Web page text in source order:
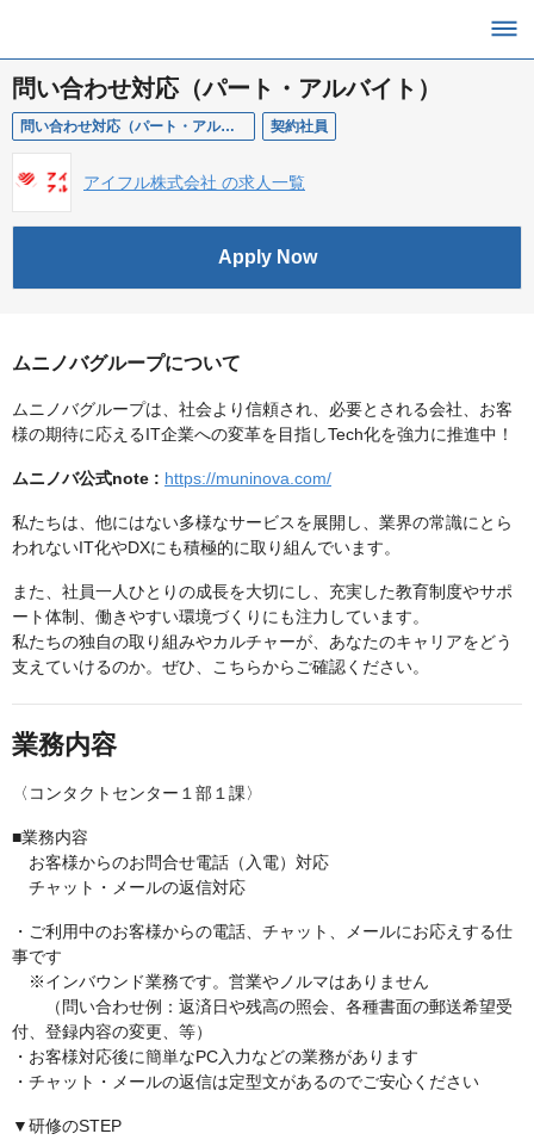
問い合わせ対応（パート・アルバイト）
問い合わせ対応（パート・アルバイト） 契約社員
アイフル株式会社 の求人一覧
Apply Now
ムニノバグループについて
ムニノバグループは、社会より信頼され、必要とされる会社、お客
様の期待に応えるIT企業への変革を目指しTech化を強力に推進中！
ムニノバ公式note : https://muninova.com/
私たちは、他にはない多様なサービスを展開し、業界の常識にとら
われないIT化やDXにも積極的に取り組んでいます。
また、社員一人ひとりの成長を大切にし、充実した教育制度やサポ
ート体制、働きやすい環境づくりにも注力しています。
私たちの独自の取り組みやカルチャーが、あなたのキャリアをどう
支えていけるのか。ぜひ、こちらからご確認ください。
業務内容
〈コンタクトセンター１部１課〉
■業務内容
お客様からのお問合せ電話（入電）対応
チャット・メールの返信対応
・ご利用中のお客様からの電話、チャット、メールにお応えする仕
事です
※インバウンド業務です。営業やノルマはありません
（問い合わせ例：返済日や残高の照会、各種書面の郵送希望受
付、登録内容の変更、等）
・お客様対応後に簡単なPC入力などの業務があります
・チャット・メールの返信は定型文があるのでご安心ください
▼研修のSTEP